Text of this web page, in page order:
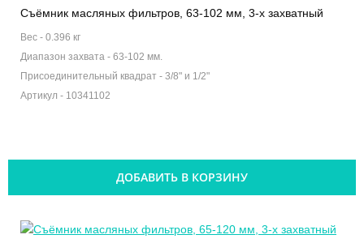
Съёмник масляных фильтров, 63-102 мм, 3-х захватный
Вес - 0.396 кг
Диапазон захвата - 63-102 мм.
Присоединительный квадрат - 3/8" и 1/2"
Артикул - 10341102
ДОБАВИТЬ В КОРЗИНУ